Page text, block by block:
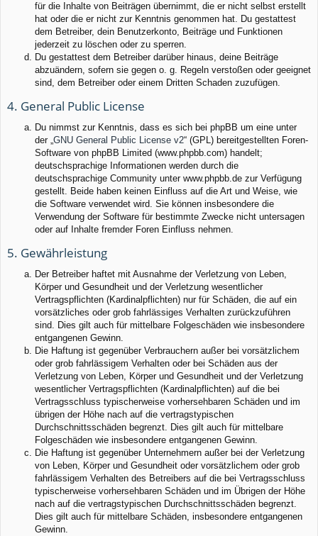
für die Inhalte von Beiträgen übernimmt, die er nicht selbst erstellt
hat oder die er nicht zur Kenntnis genommen hat. Du gestattest
dem Betreiber, dein Benutzerkonto, Beiträge und Funktionen
jederzeit zu löschen oder zu sperren.
Du gestattest dem Betreiber darüber hinaus, deine Beiträge
abzuändern, sofern sie gegen o. g. Regeln verstoßen oder geeignet
sind, dem Betreiber oder einem Dritten Schaden zuzufügen.
4. General Public License
Du nimmst zur Kenntnis, dass es sich bei phpBB um eine unter
der „GNU General Public License v2“ (GPL) bereitgestellten Foren-
Software von phpBB Limited (www.phpbb.com) handelt;
deutschsprachige Informationen werden durch die
deutschsprachige Community unter www.phpbb.de zur Verfügung
gestellt. Beide haben keinen Einfluss auf die Art und Weise, wie
die Software verwendet wird. Sie können insbesondere die
Verwendung der Software für bestimmte Zwecke nicht untersagen
oder auf Inhalte fremder Foren Einfluss nehmen.
5. Gewährleistung
Der Betreiber haftet mit Ausnahme der Verletzung von Leben,
Körper und Gesundheit und der Verletzung wesentlicher
Vertragspflichten (Kardinalpflichten) nur für Schäden, die auf ein
vorsätzliches oder grob fahrlässiges Verhalten zurückzuführen
sind. Dies gilt auch für mittelbare Folgeschäden wie insbesondere
entgangenen Gewinn.
Die Haftung ist gegenüber Verbrauchern außer bei vorsätzlichem
oder grob fahrlässigem Verhalten oder bei Schäden aus der
Verletzung von Leben, Körper und Gesundheit und der Verletzung
wesentlicher Vertragspflichten (Kardinalpflichten) auf die bei
Vertragsschluss typischerweise vorhersehbaren Schäden und im
übrigen der Höhe nach auf die vertragstypischen
Durchschnittsschäden begrenzt. Dies gilt auch für mittelbare
Folgeschäden wie insbesondere entgangenen Gewinn.
Die Haftung ist gegenüber Unternehmern außer bei der Verletzung
von Leben, Körper und Gesundheit oder vorsätzlichem oder grob
fahrlässigem Verhalten des Betreibers auf die bei Vertragsschluss
typischerweise vorhersehbaren Schäden und im Übrigen der Höhe
nach auf die vertragstypischen Durchschnittsschäden begrenzt.
Dies gilt auch für mittelbare Schäden, insbesondere entgangenen
Gewinn.